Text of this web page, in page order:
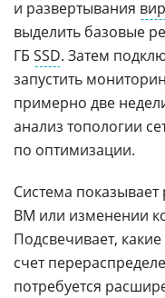
и развертывания
выделить базовые
ГБ SSD. Затем
запустить
примерно две
анализ топологии
по оптимизации.
Система
ВМ или изменении
Подсвечивает,
счет
потребуется